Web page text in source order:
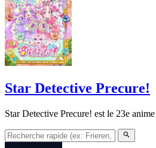
Star Detective Precure!
Star Detective Precure! est le 23e